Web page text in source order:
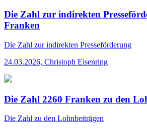
Die Zahl zur indirekten
Franken
Die Zahl zur indirekten Presseförderung
24.03.2026, Christoph Eisenring
Die Zahl 2260 Franken zu den
Die Zahl zu den Lohnbeiträgen